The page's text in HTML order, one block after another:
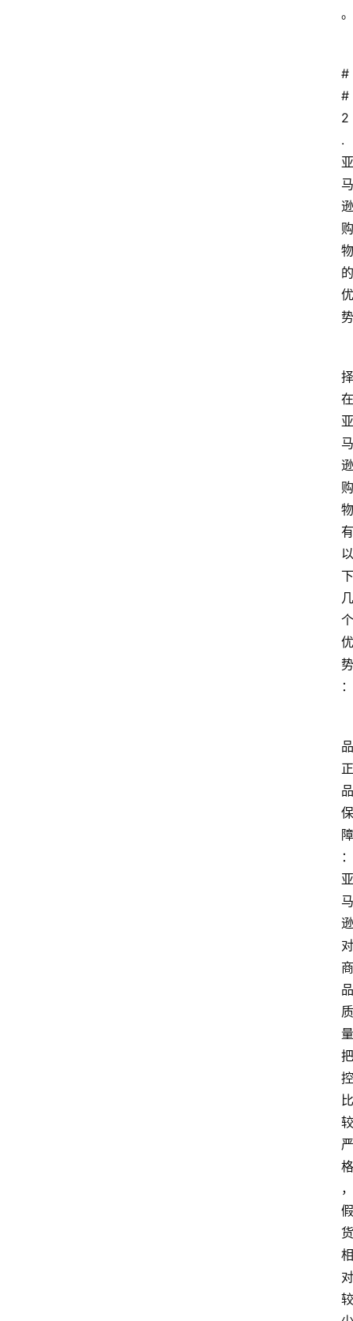
。
#
#
2
.
亚
马
逊
购
物
的
优
势
择
在
亚
马
逊
购
物
有
以
下
几
个
优
势
：
品
正
品
保
障
：
亚
马
逊
对
商
品
质
量
把
控
比
较
严
格
，
假
货
相
对
较